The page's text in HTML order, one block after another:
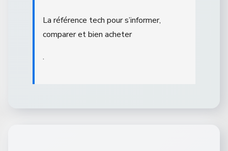
La référence tech pour s’informer,
comparer et bien acheter
.